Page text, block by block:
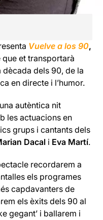
Vuelve a los 90,
que et transportarà
dècada dels 90, de la
en directe i l’humor.
autèntica nit
les actuacions en
grups i cantants dels
Dacal i Eva Martí.
recordarem a
els programes
capdavanters de
els èxits dels 90 al
gegant’ i ballarem i